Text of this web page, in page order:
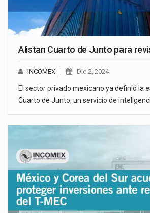
Alistan Cuarto de Junto para
INCOMEX Dic 2, 2024
El sector privado mexicano ya definió la
Cuarto de Junto, un servicio de